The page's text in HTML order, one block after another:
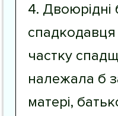
4. Двоюрідні
частку
належала б
матері,